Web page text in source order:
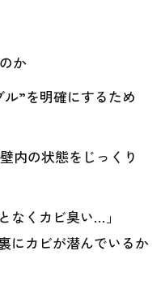
か
”を明確にするため
内の状態をじっくり
なくカビ臭い…」
にカビが潜んでいるか